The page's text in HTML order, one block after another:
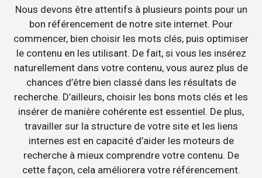
Nous devons être attentifs à plusieurs points pour un
bon référencement de notre site internet. Pour
commencer, bien choisir les mots clés, puis optimiser
le contenu en les utilisant. De fait, si vous les insérez
naturellement dans votre contenu, vous aurez plus de
chances d’être bien classé dans les résultats de
recherche. D’ailleurs, choisir les bons mots clés et les
insérer de manière cohérente est essentiel. De plus,
travailler sur la structure de votre site et les liens
internes est en capacité d’aider les moteurs de
recherche à mieux comprendre votre contenu. De
cette façon, cela améliorera votre référencement.